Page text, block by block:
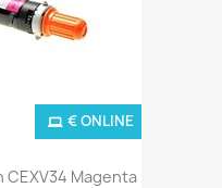
Magenta
€ ONLINE